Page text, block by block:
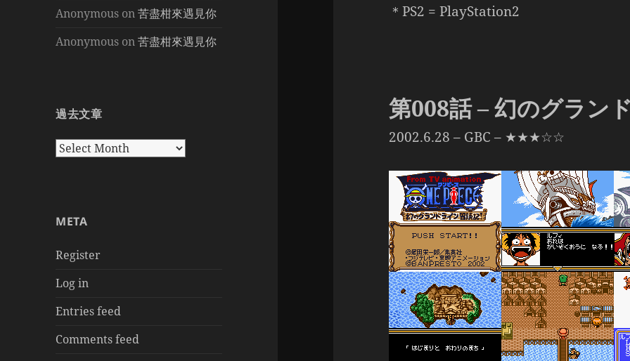
Anonymous on苦盡柑來遇見你
Anonymous on苦盡柑來遇見你
過去文章
過
META
Register
Log in
Entries feed
Comments feed
＊PS2 = PlayStation2
第008話 – 幻のグラン
2002.6.28 – GBC – ★★★☆☆